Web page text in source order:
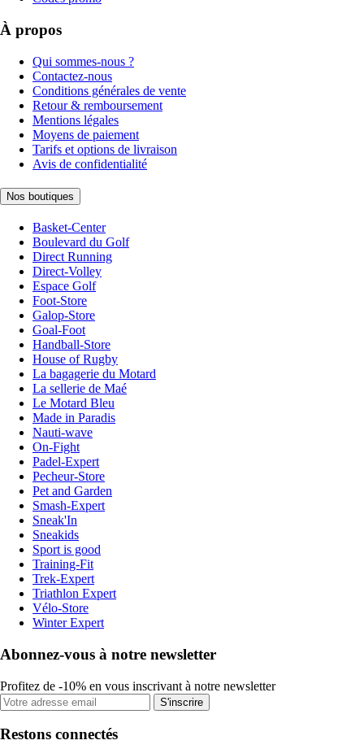
À propos
Qui sommes-nous ?
Contactez-nous
Conditions générales de vente
Retour & remboursement
Mentions légales
Moyens de paiement
Tarifs et options de livraison
Avis de confidentialité
Nos boutiques
Basket-Center
Boulevard du Golf
Direct Running
Direct-Volley
Espace Golf
Foot-Store
Galop-Store
Goal-Foot
Handball-Store
House of Rugby
La bagagerie du Motard
La sellerie de Maé
Le Motard Bleu
Made in Paradis
Nauti-wave
On-Fight
Padel-Expert
Pecheur-Store
Pet and Garden
Smash-Expert
Sneak'In
Sneakids
Sport is good
Training-Fit
Trek-Expert
Triathlon Expert
Vélo-Store
Winter Expert
Abonnez-vous à notre newsletter
Profitez de -10% en vous inscrivant à notre newsletter
S'inscrire
Restons connectés